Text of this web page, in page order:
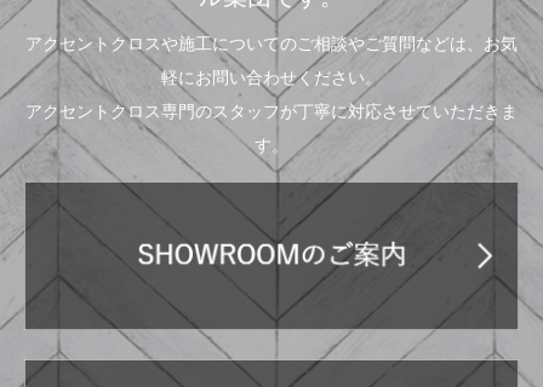
アクセントクロスや施工についてのご相談やご質問などは、お気
軽にお問い合わせください。
アクセントクロス専門のスタッフが丁寧に対応させていただきま
す。